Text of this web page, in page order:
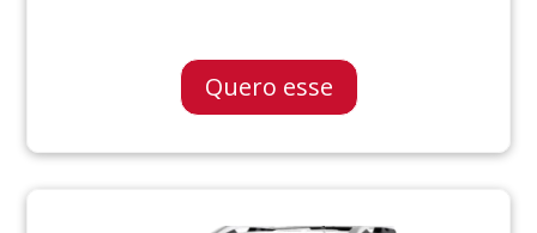
Quero esse